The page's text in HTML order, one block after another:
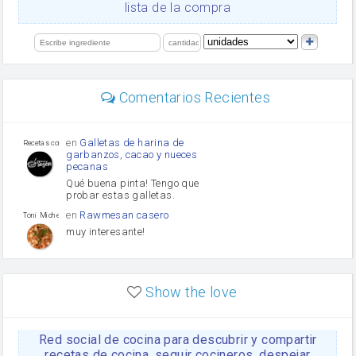
limón
lista de la compra
Comentarios Recientes
Recetas con sazon
en Galletas de harina de
garbanzos, cacao y nueces
pecanas
Qué buena pinta! Tengo que
probar estas galletas.
Toni Michel Caubet
en Rawmesan casero
muy interesante!
enLasaña casera fácil y
HOJALDROSA TV
enGachas de la abuela
Rosa
Show the love
Red social de cocina para descubrir y compartir